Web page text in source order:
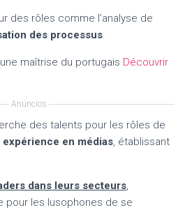
des rôles comme l’analyse de
des processus.
maîtrise du portugais Découvrir
Anúncios
des talents pour les rôles de
expérience en médias, établissant
dans leurs secteurs,
pour les lusophones de se